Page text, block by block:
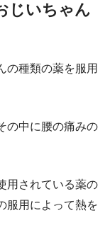
じいちゃん
の種類の薬を服用
の中に腰の痛みの
用されている薬の
服用によって熱を